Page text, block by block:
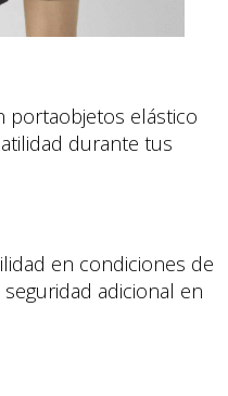
portaobjetos elástico
durante tus
en condiciones de
adicional en